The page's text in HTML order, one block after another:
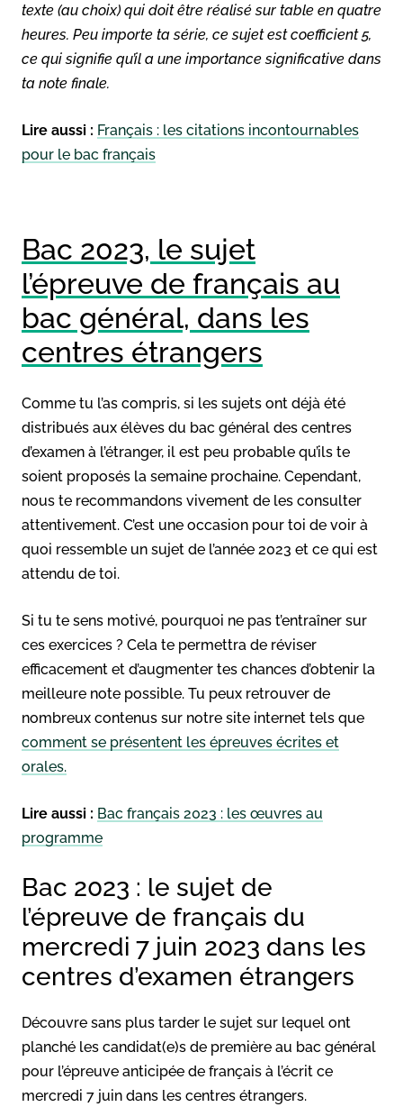
texte (au choix) qui doit être réalisé sur table en quatre
heures. Peu importe ta série, ce sujet est coefficient 5,
ce qui signifie qu’il a une importance significative dans
ta note finale.
Lire aussi : Français : les citations incontournables
pour le bac français
Bac 2023, le sujet
l’épreuve de français au
bac général, dans les
centres étrangers
Comme tu l’as compris, si les sujets ont déjà été
distribués aux élèves du bac général des centres
d’examen à l’étranger, il est peu probable qu’ils te
soient proposés la semaine prochaine. Cependant,
nous te recommandons vivement de les consulter
attentivement. C’est une occasion pour toi de voir à
quoi ressemble un sujet de l’année 2023 et ce qui est
attendu de toi.
Si tu te sens motivé, pourquoi ne pas t’entraîner sur
ces exercices ? Cela te permettra de réviser
efficacement et d’augmenter tes chances d’obtenir la
meilleure note possible. Tu peux retrouver de
nombreux contenus sur notre site internet tels que
comment se présentent les épreuves écrites et
orales.
Lire aussi : Bac français 2023 : les œuvres au
programme
Bac 2023 : le sujet de
l’épreuve de français du
mercredi 7 juin 2023 dans les
centres d’examen étrangers
Découvre sans plus tarder le sujet sur lequel ont
planché les candidat(e)s de première au bac général
pour l’épreuve anticipée de français à l’écrit ce
mercredi 7 juin dans les centres étrangers.